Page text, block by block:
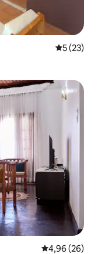
5 (23)
Gemiddelde
4,96 (26)